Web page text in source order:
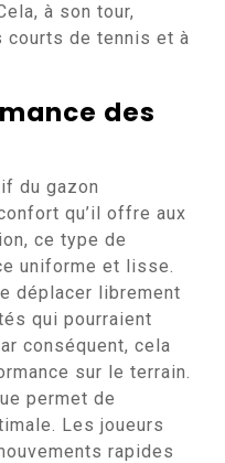
à son tour,
courts de tennis et à
des
du gazon
qu’il offre aux
ce type de
uniforme et lisse.
déplacer librement
qui pourraient
conséquent, cela
sur le terrain.
permet de
Les joueurs
rapides